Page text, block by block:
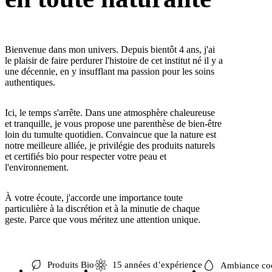
Bienvenue dans mon univers. Depuis bientôt 4 ans, j'ai
le plaisir de faire perdurer l'histoire de cet institut né il y a
une décennie, en y insufflant ma passion pour les soins
authentiques.
Ici, le temps s'arrête. Dans une atmosphère chaleureuse
et tranquille, je vous propose une parenthèse de bien-être
loin du tumulte quotidien. Convaincue que la nature est
notre meilleure alliée, je privilégie des produits naturels
et certifiés bio pour respecter votre peau et
l'environnement.
À votre écoute, j'accorde une importance toute
particulière à la discrétion et à la minutie de chaque
geste. Parce que vous méritez une attention unique.
Produits Bio 15 années d’expérience Ambiance